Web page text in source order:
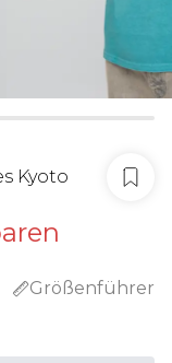
Kyoto
Größenführer